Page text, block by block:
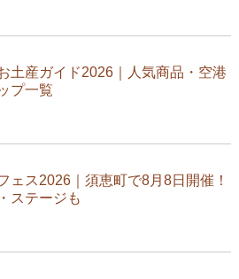
土産ガイド2026｜人気商品・空港
プ一覧
ェス2026｜須恵町で8月8日開催！
ステージも